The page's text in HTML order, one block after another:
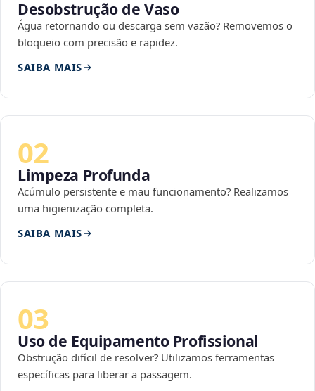
Desobstrução de Vaso
Água retornando ou descarga sem vazão? Removemos o
bloqueio com precisão e rapidez.
SAIBA MAIS
02
Limpeza Profunda
Acúmulo persistente e mau funcionamento? Realizamos
uma higienização completa.
SAIBA MAIS
03
Uso de Equipamento Profissional
Obstrução difícil de resolver? Utilizamos ferramentas
específicas para liberar a passagem.